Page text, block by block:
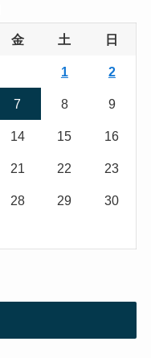
金 土 日
1 2
7 8 9
14 15 16
21 22 23
28 29 30